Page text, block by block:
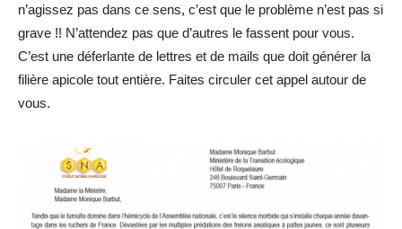
n’agissez pas dans ce sens, c’est que le problème n’est pas si
grave !! N’attendez pas que d’autres le fassent pour vous.
C’est une déferlante de lettres et de mails que doit générer la
filière apicole tout entière. Faites circuler cet appel autour de
vous.